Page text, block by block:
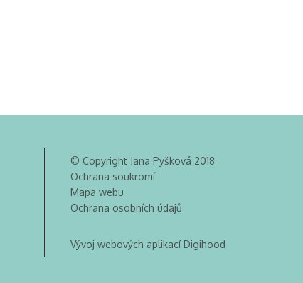
© Copyright Jana Pyšková 2018
Ochrana soukromí
Mapa webu
Ochrana osobních údajů
Vývoj webových aplikací Digihood